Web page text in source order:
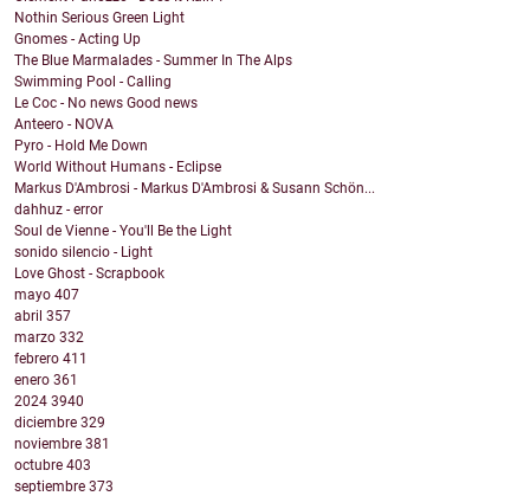
Nothin Serious Green Light
Gnomes - Acting Up
The Blue Marmalades - Summer In The Alps
Swimming Pool - Calling
Le Coc - No news Good news
Anteero - NOVA
Pyro - Hold Me Down
World Without Humans - Eclipse
Markus D'Ambrosi - Markus D'Ambrosi & Susann Schön...
dahhuz - error
Soul de Vienne - You'll Be the Light
sonido silencio - Light
Love Ghost - Scrapbook
mayo 407
abril 357
marzo 332
febrero 411
enero 361
2024 3940
diciembre 329
noviembre 381
octubre 403
septiembre 373